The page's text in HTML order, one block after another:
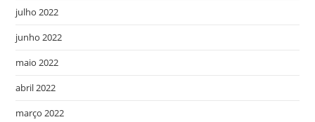
julho 2022
junho 2022
maio 2022
abril 2022
março 2022